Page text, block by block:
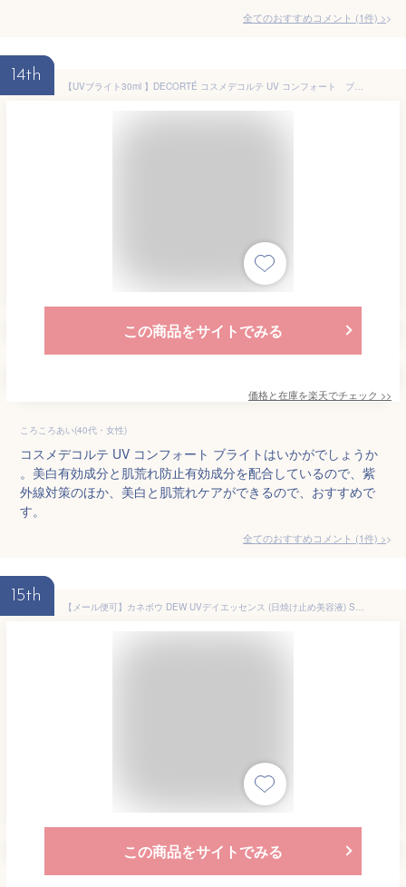
全てのおすすめコメント (1件) >
14th
【UVブライト30ml 】DECORTÉ コスメデコルテ UV コンフォート ブライト30ml SPF50+／PA++++ 薬用美白UV クリスマス クリスマスプレゼント コフレ 2026バレンタイン ホワイトデー
この商品をサイトでみる
価格と在庫を楽天でチェック >>
ころころあい(40代・女性)
コスメデコルテ UV コンフォート ブライトはいかがでしょうか
。美白有効成分と肌荒れ防止有効成分を配合しているので、紫
外線対策のほか、美白と肌荒れケアができるので、おすすめで
す。
全てのおすすめコメント (1件) >
15th
【メール便可】カネボウ DEW UVデイエッセンス (日焼け止め美容液) SPF50+PA++++ 40g
この商品をサイトでみる